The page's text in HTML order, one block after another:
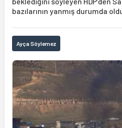
bazılarının yanmış durumda
Ayça Söylemez